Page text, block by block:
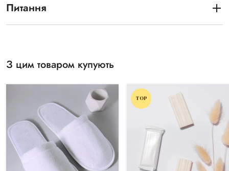
Питання
З цим товаром купують
TOP